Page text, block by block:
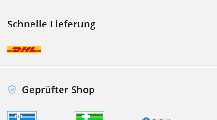
Schnelle Lieferung
Geprüfter Shop